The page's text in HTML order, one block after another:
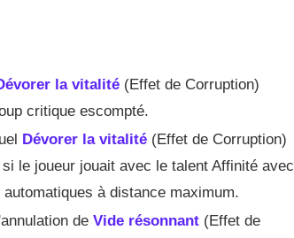
la vitalité (Effet de Corruption)
critique escompté.
Dévorer la vitalité (Effet de Corruption)
le joueur jouait avec le talent Affinité avec
à distance maximum.
de Vide résonnant (Effet de